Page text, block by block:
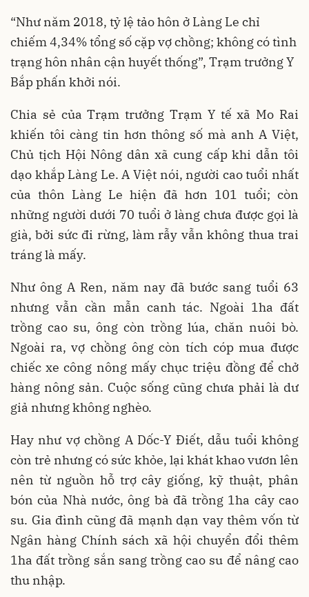
“Như năm 2018, tỷ lệ tảo hôn ở Làng Le chỉ
chiếm 4,34% tổng số cặp vợ chồng; không có tình
trạng hôn nhân cận huyết thống”, Trạm trưởng Y
Bắp phấn khởi nói.
Chia sẻ của Trạm trưởng Trạm Y tế xã Mo Rai
khiến tôi càng tin hơn thông số mà anh A Việt,
Chủ tịch Hội Nông dân xã cung cấp khi dẫn tôi
dạo khắp Làng Le. A Việt nói, người cao tuổi nhất
của thôn Làng Le hiện đã hơn 101 tuổi; còn
những người dưới 70 tuổi ở làng chưa được gọi là
già, bởi sức đi rừng, làm rẫy vẫn không thua trai
tráng là mấy.
Như ông A Ren, năm nay đã bước sang tuổi 63
nhưng vẫn cần mẫn canh tác. Ngoài 1ha đất
trồng cao su, ông còn trồng lúa, chăn nuôi bò.
Ngoài ra, vợ chồng ông còn tích cóp mua được
chiếc xe công nông mấy chục triệu đồng để chở
hàng nông sản. Cuộc sống cũng chưa phải là dư
giả nhưng không nghèo.
Hay như vợ chồng A Dốc-Y Điết, dẫu tuổi không
còn trẻ nhưng có sức khỏe, lại khát khao vươn lên
nên từ nguồn hỗ trợ cây giống, kỹ thuật, phân
bón của Nhà nước, ông bà đã trồng 1ha cây cao
su. Gia đình cũng đã mạnh dạn vay thêm vốn từ
Ngân hàng Chính sách xã hội chuyển đổi thêm
1ha đất trồng sắn sang trồng cao su để nâng cao
thu nhập.